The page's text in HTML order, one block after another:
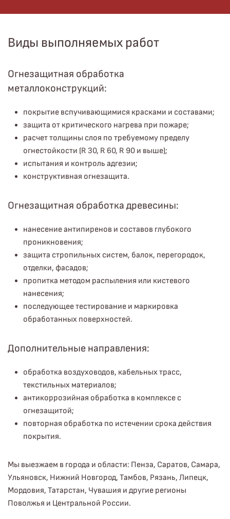
Виды выполняемых работ
Огнезащитная обработка
металлоконструкций:
покрытие вспучивающимися красками и составами;
защита от критического нагрева при пожаре;
расчет толщины слоя по требуемому пределу
огнестойкости (R 30, R 60, R 90 и выше);
испытания и контроль адгезии;
конструктивная огнезащита.
Огнезащитная обработка древесины:
нанесение антипиренов и составов глубокого
проникновения;
защита стропильных систем, балок, перегородок,
отделки, фасадов;
пропитка методом распыления или кистевого
нанесения;
последующее тестирование и маркировка
обработанных поверхностей.
Дополнительные направления:
обработка воздуховодов, кабельных трасс,
текстильных материалов;
антикоррозийная обработка в комплексе с
огнезащитой;
повторная обработка по истечении срока действия
покрытия.
Мы выезжаем в города и области: Пенза, Саратов, Самара,
Ульяновск, Нижний Новгород, Тамбов, Рязань, Липецк,
Мордовия, Татарстан, Чувашия и другие регионы
Поволжья и Центральной России.